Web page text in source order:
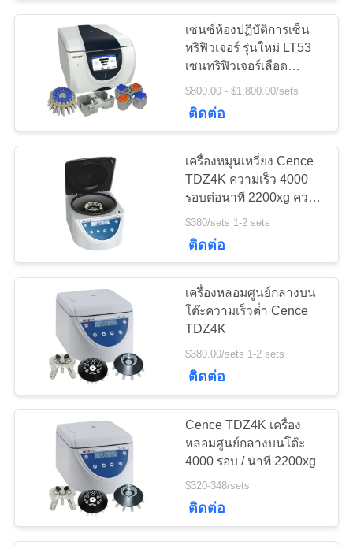
เซนซ์ห้องปฏิบัติการเซ็น
ทริฟิวเจอร์ รุ่นใหม่ LT53
เซนทริฟิวเจอร์เลือด
พลาสมา
$800.00 - $1,800.00/sets
ติดต่อ
เครื่องหมุนเหวี่ยง Cence
TDZ4K ความเร็ว 4000
รอบต่อนาที 2200xg ความ
จุ 12x20 มล.
$380/sets 1-2 sets
ติดต่อ
เครื่องหลอมศูนย์กลางบน
โต๊ะความเร็วต่ํา Cence
TDZ4K
$380.00/sets 1-2 sets
ติดต่อ
Cence TDZ4K เครื่อง
หลอมศูนย์กลางบนโต๊ะ
4000 รอบ / นาที 2200xg
$320-348/sets
ติดต่อ